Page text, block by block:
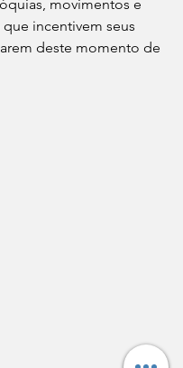
movimentos e
que incentivem seus
deste momento de